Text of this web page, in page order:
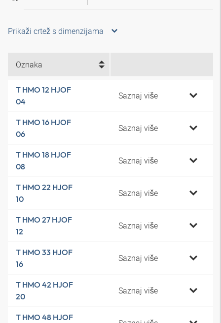
Prikaži crtež s dimenzijama
Oznaka
T HMO 12 HJOF
04
Saznaj više
T HMO 16 HJOF
06
Saznaj više
T HMO 18 HJOF
08
Saznaj više
T HMO 22 HJOF
10
Saznaj više
T HMO 27 HJOF
12
Saznaj više
T HMO 33 HJOF
16
Saznaj više
T HMO 42 HJOF
20
Saznaj više
T HMO 48 HJOF